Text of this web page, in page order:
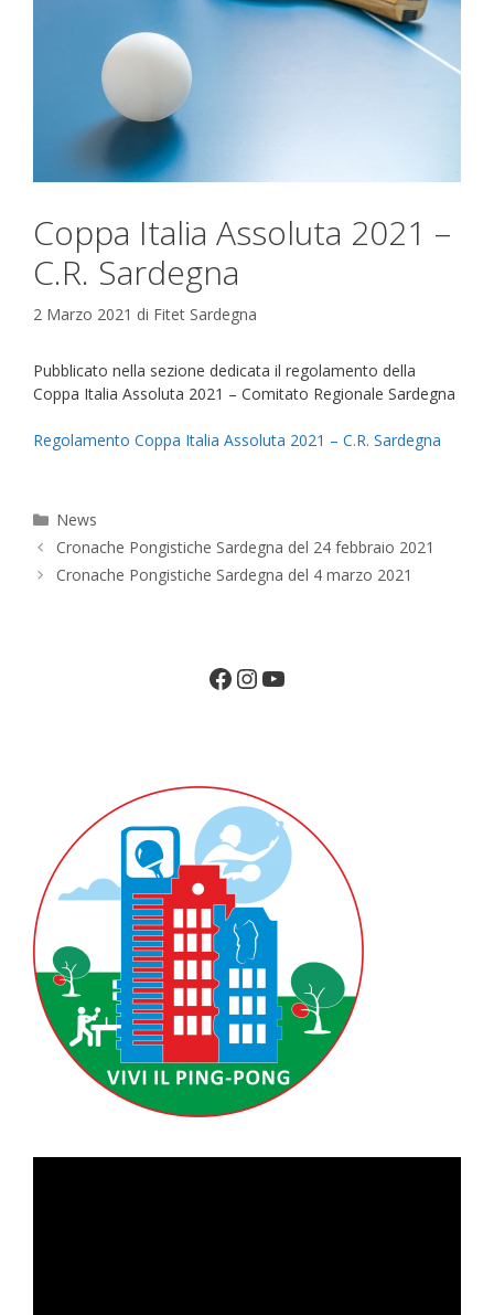
Coppa Italia Assoluta 2021 –
C.R. Sardegna
2 Marzo 2021 di Fitet Sardegna
Pubblicato nella sezione dedicata il regolamento della
Coppa Italia Assoluta 2021 – Comitato Regionale Sardegna
Regolamento Coppa Italia Assoluta 2021 – C.R. Sardegna
Categorie
News
Cronache Pongistiche Sardegna del 24 febbraio 2021
Cronache Pongistiche Sardegna del 4 marzo 2021
Facebook
Instagram
YouTube